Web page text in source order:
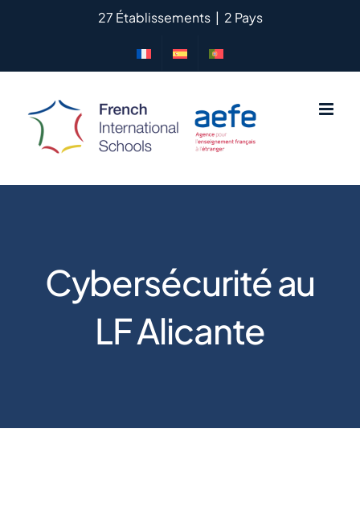
27 Établissements | 2 Pays
Cybersécurité au
LF Alicante